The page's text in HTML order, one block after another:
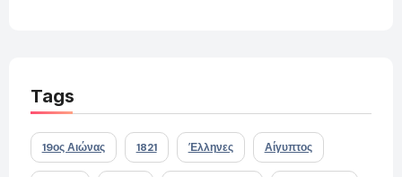
Tags
19ος Αιώνας 1821 Έλληνες Αίγυπτος